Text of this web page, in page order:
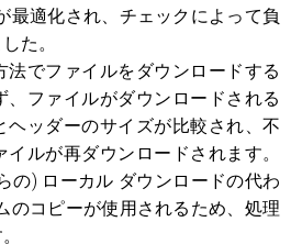
最適化され、チェックによって負
た。
法でファイルをダウンロードする
、ファイルがダウンロードされる
ヘッダーのサイズが比較され、不
ルが再ダウンロードされます。
の) ローカル ダウンロードの代わ
のコピーが使用されるため、処理